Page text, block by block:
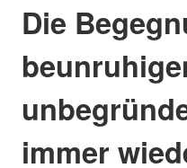
Die
immer